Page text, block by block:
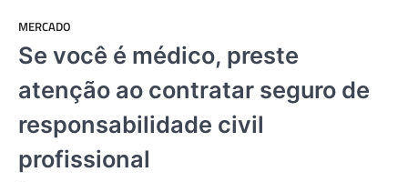
MERCADO
Se você é médico, preste
atenção ao contratar seguro de
responsabilidade civil
profissional